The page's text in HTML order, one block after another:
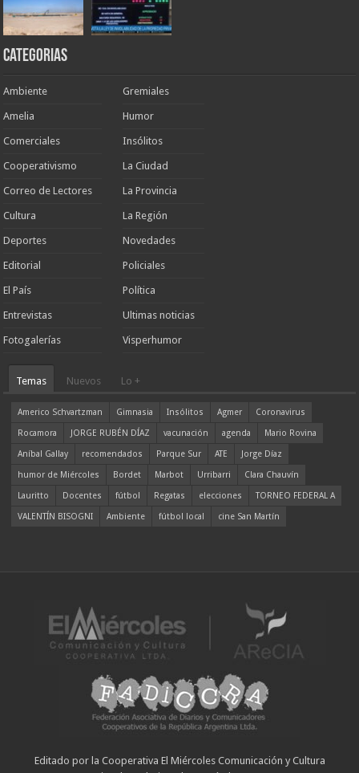
Categorias
Ambiente
Amelia
Comerciales
Cooperativismo
Correo de Lectores
Cultura
Deportes
Editorial
El País
Entrevistas
Fotogalerías
Gremiales
Humor
Insólitos
La Ciudad
La Provincia
La Región
Novedades
Policiales
Política
Ultimas noticias
Visperhumor
Temas Nuevos Lo +
Americo Schvartzman Gimnasia Insólitos Agmer
Coronavirus
Rocamora
JORGE RUBÉN DÍAZ vacunación agenda
Mario Rovina
Aníbal Gallay
recomendados Parque Sur ATE
Jorge Díaz
humor de Miércoles
Bordet Marbot Urribarri
Clara Chauvín
Lauritto
Docentes fútbol Regatas elecciones
TORNEO FEDERAL A
VALENTÍN BISOGNI
Ambiente fútbol local cine San Martín
Editado por la Cooperativa El Miércoles Comunicación y Cultura